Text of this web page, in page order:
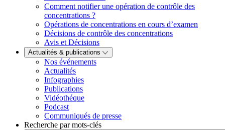
Comment notifier une opération de contrôle des
concentrations ?
Opérations de concentrations en cours d’examen
Décisions de contrôle des concentrations
Avis et Décisions
Actualités & publications
Nos événements
Actualités
Infographies
Publications
Vidéothéque
Podcast
Communiqués de presse
Recherche par mots-clés